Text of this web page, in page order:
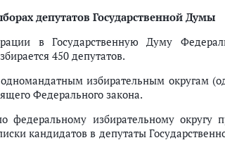
международных организаций и
депутатов Государственной Думы
в Государственную Думу
450 депутатов.
избирательным округам
Федерального закона.
федеральному избирательному округу
кандидатов в депутаты